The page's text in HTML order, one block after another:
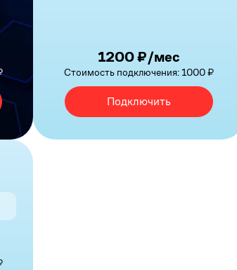
1200 ₽/мес
Стоимость подключения: 1000 ₽
Подключить